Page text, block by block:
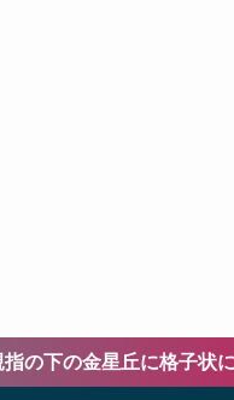
下の金星丘に格子状に線